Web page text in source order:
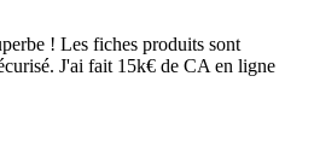
! Les fiches produits sont
J'ai fait 15k€ de CA en ligne